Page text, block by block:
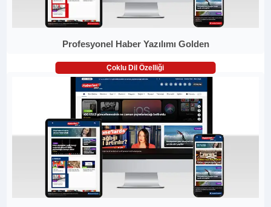
Profesyonel Haber Yazılımı Golden
Çoklu Dil Özelliği